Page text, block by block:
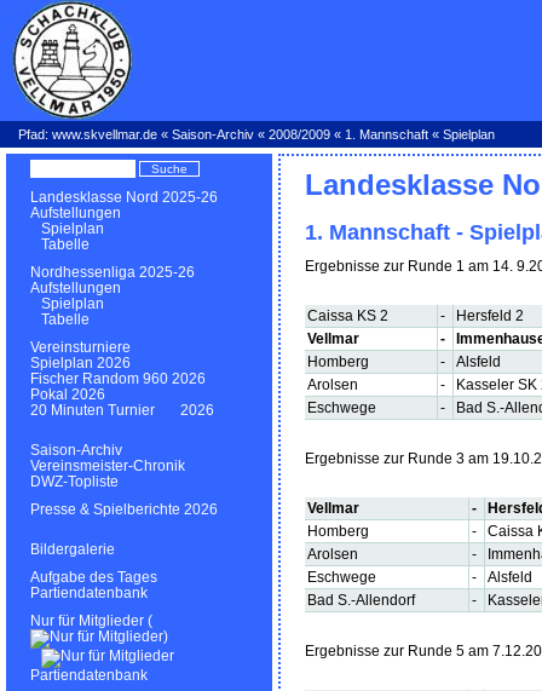
Pfad: www.skvellmar.de « Saison-Archiv « 2008/2009 « 1. Mannschaft « Spielplan
Landesklasse Nord 2025-26
Aufstellungen
Spielplan
Tabelle
Nordhessenliga 2025-26
Aufstellungen
Spielplan
Tabelle
Vereinsturniere
Spielplan 2026
Fischer Random 960 2026
Pokal 2026
20 Minuten Turnier 2026
Saison-Archiv
Vereinsmeister-Chronik
DWZ-Topliste
Presse & Spielberichte 2026
Bildergalerie
Aufgabe des Tages
Partiendatenbank
Nur für Mitglieder (
)
Partiendatenbank
Landesklasse
1. Mannschaft -
Ergebnisse zur Runde 1 am 14.
Caissa KS 2 -
Hersfeld 2
Vellmar
-
Homberg
-
Alsfeld
Arolsen
-
Kasseler SK
Eschwege
- Bad S.-
Ergebnisse zur Runde 3 am
Vellmar -
Homberg
-
Caissa
Arolsen
-
Eschwege
-
Alsfeld
Bad S.-Allendorf
-
Ergebnisse zur Runde 5 am